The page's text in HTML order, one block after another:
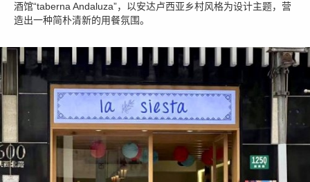
酒馆“taberna Andaluza”，以安达卢西亚乡村风格为设计主题，营
造出一种简朴清新的用餐氛围。